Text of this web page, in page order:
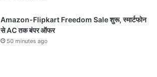
Amazon-Flipkart Freedom Sale शुरू, स्मार्टफोन
से AC तक बंपर ऑफर
50 minutes ago